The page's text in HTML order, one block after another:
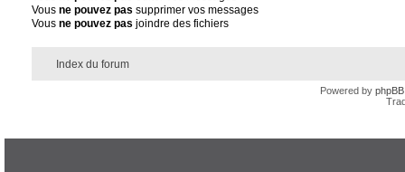
Vous ne pouvez pas supprimer vos messages
Vous ne pouvez pas joindre des fichiers
Index du forum
Powered by phpBB